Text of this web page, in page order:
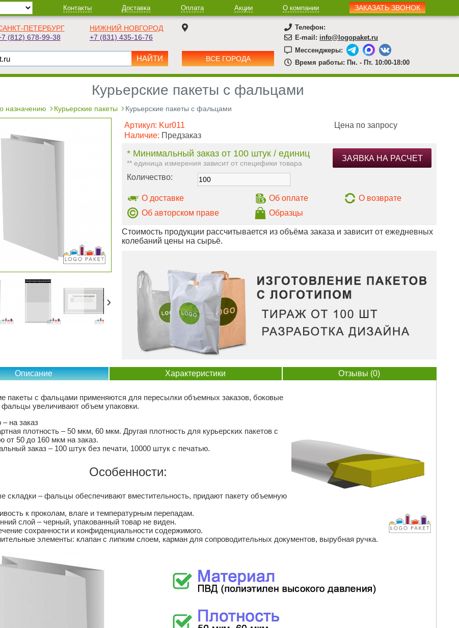
Контакты Доставка Оплата Акции О компании ЗАКАЗАТЬ ЗВОНОК
ПЕТЕРБУРГ
(812) 678-99-38
НИЖНИЙ НОВГОРОД
+7 (831) 435-16-76
ВСЕ ГОРОДА
Телефон:
E-mail: info@logopaket.ru
Мессенджеры:
Время работы: Пн. - Пт. 10:00-18:00
Курьерские пакеты с фальцами
назначению Курьерские пакеты Курьерские пакеты с фальцами
›
Артикул: Kur011
Наличие: Предзаказ
Цена по запросу
* Минимальный заказ от 100 штук / единиц
** единица измерения зависит от специфики товара
ЗАЯВКА НА РАСЧЕТ
Количество:
О доставке Об оплате
О возврате
Об авторском праве
Образцы
Стоимость продукции рассчитывается из объёма заказа и зависит от ежедневных
колебаний цены на сырьё.
Описание Характеристики Отзывы (0)
пакеты с фальцами применяются для пересылки объемных заказов, боковые
фальцы увеличивают объем упаковки.
на заказ
плотность – 50 мкм, 60 мкм. Другая плотность для курьерских пакетов с
от 50 до 160 мкм на заказ.
заказ – 100 штук без печати, 10000 штук с печатью.
Особенности:
складки – фальцы обеспечивают вместительность, придают пакету объемную
к проколам, влаге и температурным перепадам.
слой – черный, упакованный товар не виден.
сохранности и конфиденциальности содержимого.
элементы: клапан с липким слоем, карман для сопроводительных документов, вырубная ручка.